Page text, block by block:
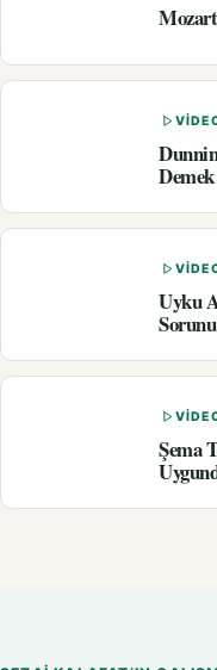
Uyku
Şema